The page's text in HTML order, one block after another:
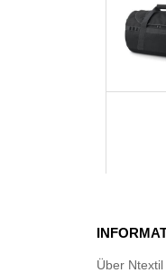
Über Ntextil